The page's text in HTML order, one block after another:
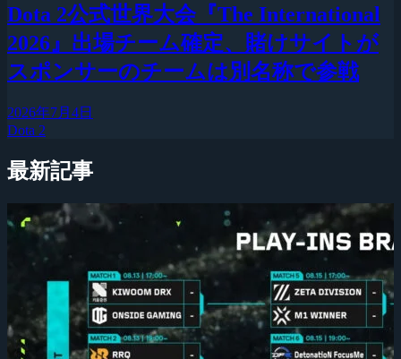
Dota 2公式世界大会『The International
2026』出場チーム確定、賭けサイトが
スポンサーのチームは別名称で参戦
2026年7月4日
Dota 2
最新記事